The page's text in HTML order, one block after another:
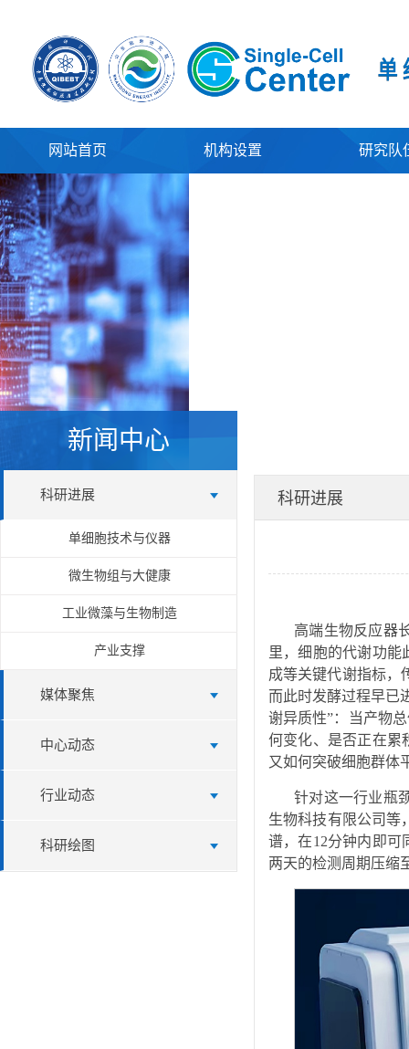
网站首页 机构设置 研究队
新闻中心
科研进展
单细胞技术与仪器
微生物组与大健康
工业微藻与生物制造
产业支撑
媒体聚焦
中心动态
行业动态
科研绘图
科研进展
高端生物反应器
里，细胞的代谢功能
成等关键代谢指标，
而此时发酵过程早已
谢异质性”：当产物
何变化、是否正在累
又如何突破细胞群体
针对这一行业瓶
生物科技有限公司等
谱，在12分钟内即可
两天的检测周期压缩